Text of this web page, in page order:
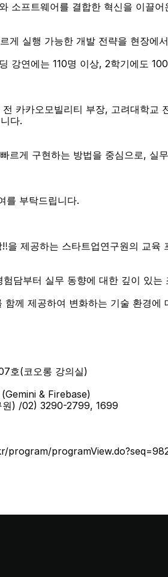
소프트웨어를 결합한 혁신을 이끌
게 실행 가능한 개발 전략을 현장에
강연에는 110명 이상, 2학기에도
카카오모빌리티 부장, 고려대학교
다.
르게 구현하는 방법을 중심으로, 실
를 부탁드립니다.
을 제공하는 스타트업연구원의 교육
담부터 실무 동향에 대한 깊이 있는
함께 제공하여 변화하는 기술 환경에
호(코오롱 강의실)
& Firebase)
) /02) 3290-2799, 1699
program/